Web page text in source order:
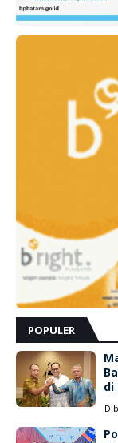
POPULER
di